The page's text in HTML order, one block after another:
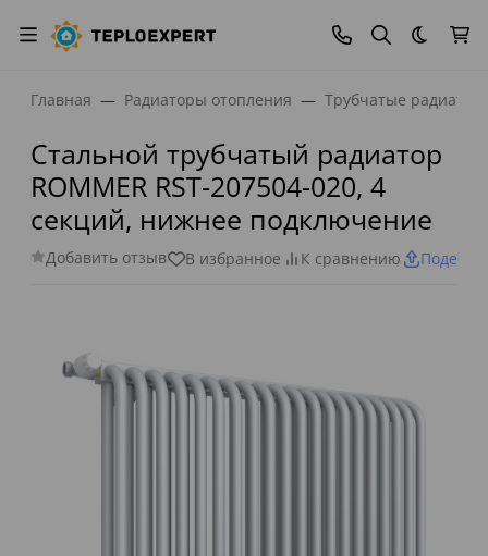
Темная
Главная Радиаторы отопления Трубчатые
Стальной трубчатый радиатор
ROMMER RST-207504-020, 4
секций, нижнее подключение
Добавить отзыв В избранное К сравнению